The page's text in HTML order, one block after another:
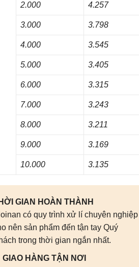
2.000 4.257
3.000 3.798
4.000 3.545
5.000 3.405
6.000 3.315
7.000 3.243
8.000 3.211
9.000 3.169
10.000 3.135
GIAN HOÀN THÀNH
có quy trình xử lí chuyên nghiệp
nên sản phẩm đến tận tay Quý
trong thời gian ngắn nhất.
GIAO HÀNG TẬN NƠI